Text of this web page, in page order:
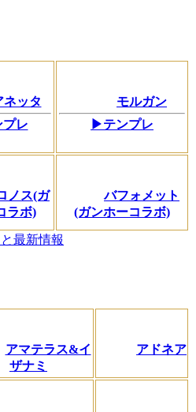
ネッタ
レ
モルガン
▶テンプレ
ノス(ガ
ラボ)
バフォメット
(ガンホーコラボ)
最新情報
アマテラス&イ
ザナミ
アドネア